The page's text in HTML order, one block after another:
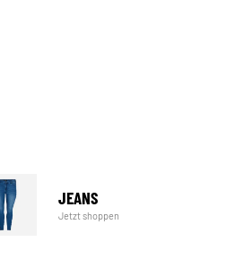
JEANS
Jetzt shoppen